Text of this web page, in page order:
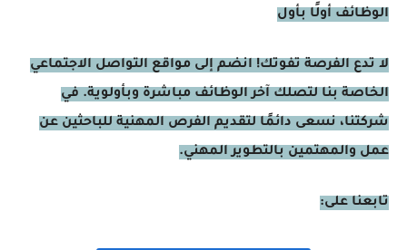
الوظائف أولًا بأول
لا تدع الفرصة تفوتك! انضم إلى مواقع التواصل الاجتماعي
الخاصة بنا لتصلك آخر الوظائف مباشرة وبأولوية. في
شركتنا، نسعى دائمًا لتقديم الفرص المهنية للباحثين عن
عمل والمهتمين بالتطوير المهني.
تابعنا على: